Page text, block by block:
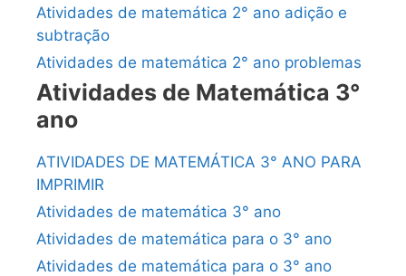
Atividades de matemática 2° ano adição e
subtração
Atividades de matemática 2° ano problemas
Atividades de Matemática 3°
ano
ATIVIDADES DE MATEMÁTICA 3° ANO PARA
IMPRIMIR
Atividades de matemática 3° ano
Atividades de matemática para o 3° ano
Atividades de matemática para o 3° ano